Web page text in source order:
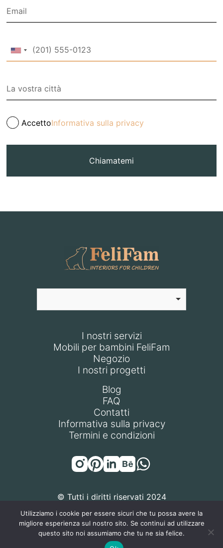
AccettoInformativa sulla privacy
Chiamatemi
I nostri servizi
Mobili per bambini FeliFam
Negozio
I nostri progetti
Blog
FAQ
Contatti
Informativa sulla privacy
Termini e condizioni
© Tutti i diritti riservati 2024
FELIFAM S.R.L. | P.IVA / Codice Fiscale: 14471270968 | Sede
Utilizziamo i cookie per essere sicuri che tu possa avere la
migliore esperienza sul nostro sito. Se continui ad utilizzare
questo sito noi assumiamo che tu ne sia felice.